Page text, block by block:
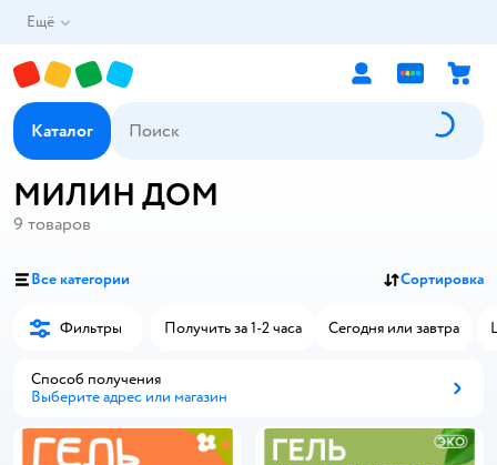
Ещё
Каталог
МИЛИН ДОМ
9 товаров
Все категории Сортировка
Фильтры Получить за 1-2 часа Сегодня или завтра
Способ получения
Выберите адрес или магазин